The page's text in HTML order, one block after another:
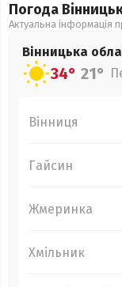
Погода
Актуальна інформація
Вінницька
34° 21°
Вінниця
Гайсин
Жмеринка
Хмільник